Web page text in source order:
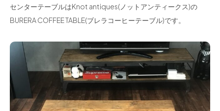
センターテーブルはKnot antiques(ノットアンティークス)の
BURERA COFFEE TABLE(ブレラコーヒーテーブル)です。